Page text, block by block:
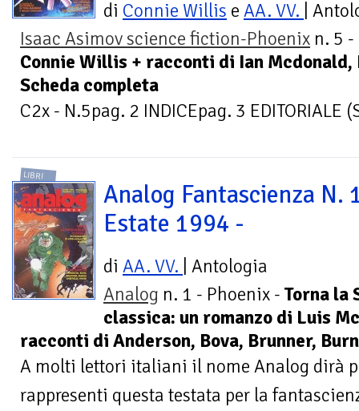
di Connie Willis e AA. VV. |
Isaac Asimov science fiction-Phoenix n. 5
Connie Willis + racconti di Ian Mcdonald,
Scheda completa
C2x - N.5pag. 2 INDICEpag. 3 EDITORIALE
LIBRI
Analog Fantascienza N.
Estate 1994 -
di AA. VV. | Antologia
Analog n. 1 - Phoenix - Torna la
classica: un romanzo di Luis
racconti di Anderson, Bova, Brunner,
A molti lettori italiani il nome Analog dirà
rappresenti questa testata per la